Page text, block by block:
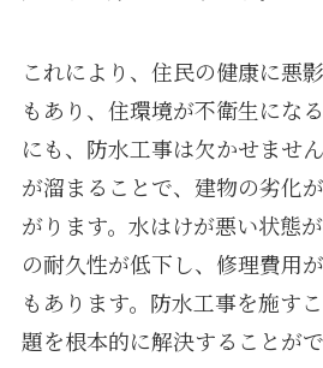
これにより、住民の健康に悪
もあり、住環境が不衛生にな
にも、防水工事は欠かせませ
が溜まることで、建物の劣化
がります。水はけが悪い状態
の耐久性が低下し、修理費用
もあります。防水工事を施す
題を根本的に解決することがで